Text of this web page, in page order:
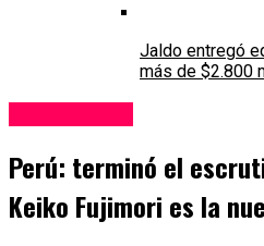
Jaldo entregó
más de $2.800
Perú: terminó el
Keiko Fujimori es la